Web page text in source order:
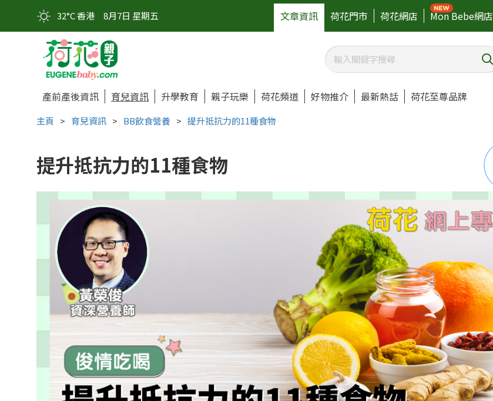
32°C 香港 8月7日 星期五 文章資訊 荷花門市 荷花網店 Mon Bebe網店
產前產後資訊 育兒資訊 升學教育 親子玩樂 荷花頻道 好物推介 最新熱話 荷花至尊品牌
主頁 > 育兒資訊 > BB飲食營養 > 提升抵抗力的11種食物
提升抵抗力的11種食物